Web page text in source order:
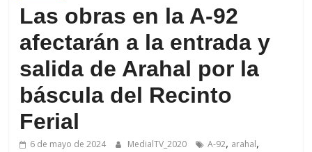
Las obras en la A-92
afectarán a la entrada y
salida de Arahal por la
báscula del Recinto
Ferial
6 de mayo de 2024 MedialTV_2020 A-92, arahal,